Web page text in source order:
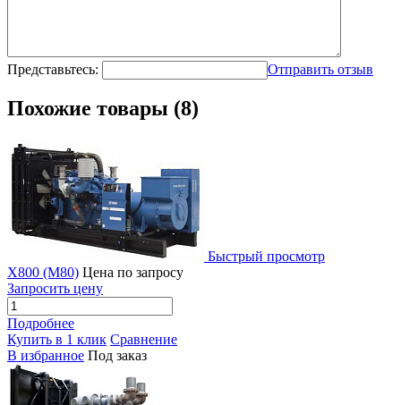
Представьтесь: Отправить отзыв
Похожие товары (8)
Быстрый просмотр
X800 (M80) Цена по запросу
Запросить цену
Подробнее
Купить в 1 клик Сравнение
В избранное Под заказ